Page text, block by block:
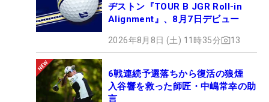
ヂストン『TOUR B JGR Roll-in
Alignment』、8月7日デビュー
2026年8月8日 (土) 11時35分 13
6戦連続予選落ちから復活の狼煙
入谷響を救った師匠・中嶋常幸の助
言